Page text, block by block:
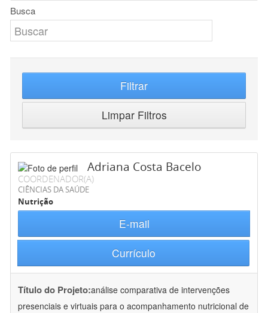
Busca
Filtrar
Limpar Filtros
Adriana Costa Bacelo
COORDENADOR(A)
CIÊNCIAS DA SAÚDE
Nutrição
E-mail
Currículo
Título do Projeto:análise comparativa de intervenções
presenciais e virtuais para o acompanhamento nutricional de